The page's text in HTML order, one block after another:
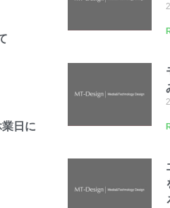
日に